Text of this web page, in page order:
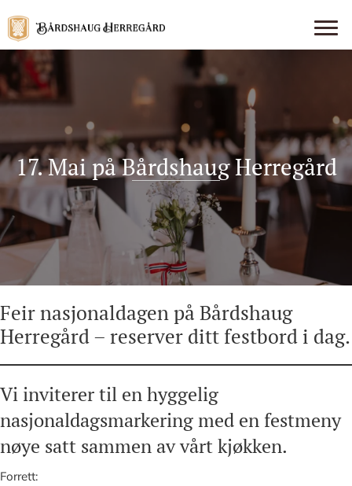
17. Mai på Bårdshaug Herregård
Feir nasjonaldagen på Bårdshaug
Herregård – reserver ditt festbord i dag.
Vi inviterer til en hyggelig
nasjonaldagsmarkering med en festmeny
nøye satt sammen av vårt kjøkken.
Forrett: